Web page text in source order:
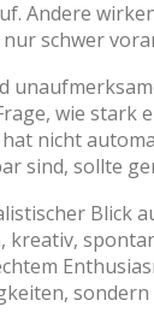
Andere
schwer
wie stark
nicht
sind, sollte
Blick
kreativ,